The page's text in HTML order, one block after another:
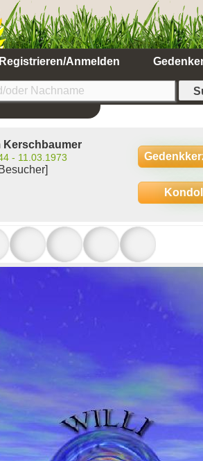
Registrieren/Anmelden
Kerschbaumer
- 11.03.1973